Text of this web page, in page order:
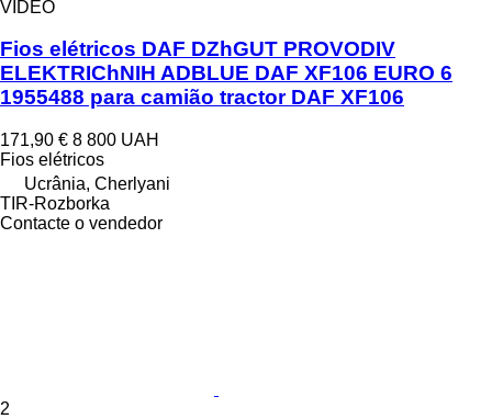
VÍDEO
Fios elétricos DAF DZhGUT PROVODIV
ELEKTRIChNIH ADBLUE DAF XF106 EURO 6
1955488 para camião tractor DAF XF106
171,90 € 8 800 UAH
Fios elétricos
Ucrânia, Cherlyani
TIR-Rozborka
Contacte o vendedor
2